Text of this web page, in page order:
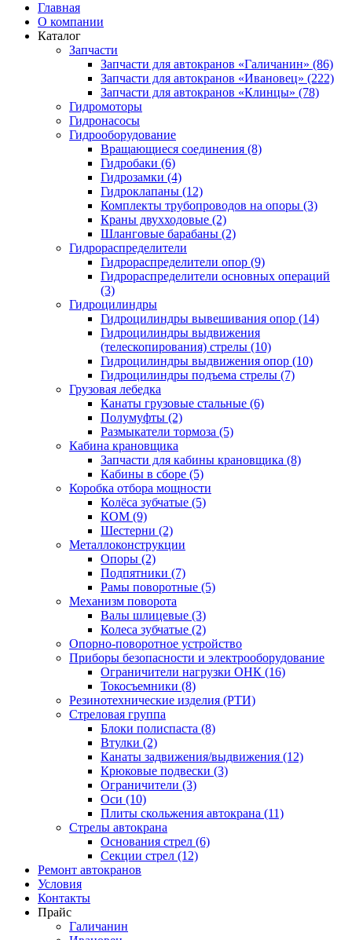
Главная
О компании
Каталог
Запчасти
Запчасти для автокранов «Галичанин» (86)
Запчасти для автокранов «Ивановец» (222)
Запчасти для автокранов «Клинцы» (78)
Гидромоторы
Гидронасосы
Гидрооборудование
Вращающиеся соединения (8)
Гидробаки (6)
Гидрозамки (4)
Гидроклапаны (12)
Комплекты трубопроводов на опоры (3)
Краны двухходовые (2)
Шланговые барабаны (2)
Гидрораспределители
Гидрораспределители опор (9)
Гидрораспределители основных операций
(3)
Гидроцилиндры
Гидроцилиндры вывешивания опор (14)
Гидроцилиндры выдвижения
(телескопирования) стрелы (10)
Гидроцилиндры выдвижения опор (10)
Гидроцилиндры подъема стрелы (7)
Грузовая лебедка
Канаты грузовые стальные (6)
Полумуфты (2)
Размыкатели тормоза (5)
Кабина крановщика
Запчасти для кабины крановщика (8)
Кабины в сборе (5)
Коробка отбора мощности
Колёса зубчатые (5)
КОМ (9)
Шестерни (2)
Металлоконструкции
Опоры (2)
Подпятники (7)
Рамы поворотные (5)
Механизм поворота
Валы шлицевые (3)
Колеса зубчатые (2)
Опорно-поворотное устройство
Приборы безопасности и электрооборудование
Ограничители нагрузки ОНК (16)
Токосъемники (8)
Резинотехнические изделия (РТИ)
Стреловая группа
Блоки полиспаста (8)
Втулки (2)
Канаты задвижения/выдвижения (12)
Крюковые подвески (3)
Ограничители (3)
Оси (10)
Плиты скольжения автокрана (11)
Стрелы автокрана
Основания стрел (6)
Секции стрел (12)
Ремонт автокранов
Условия
Контакты
Прайс
Галичанин